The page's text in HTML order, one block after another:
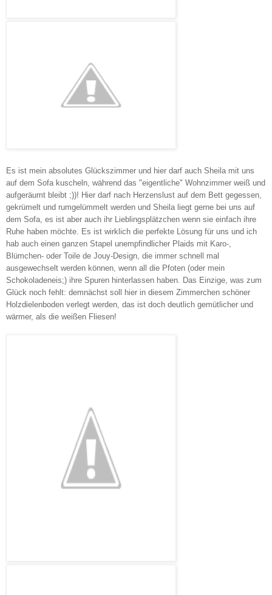
Es ist mein absolutes Glückszimmer und hier darf auch Sheila mit uns
auf dem Sofa kuscheln, während das "eigentliche" Wohnzimmer weiß und
aufgeräumt bleibt ;))! Hier darf nach Herzenslust auf dem Bett gegessen,
gekrümelt und rumgelümmelt werden und Sheila liegt gerne bei uns auf
dem Sofa, es ist aber auch ihr Lieblingsplätzchen wenn sie einfach ihre
Ruhe haben möchte. Es ist wirklich die perfekte Lösung für uns und ich
hab auch einen ganzen Stapel unempfindlicher Plaids mit Karo-,
Blümchen- oder Toile de Jouy-Design, die immer schnell mal
ausgewechselt werden können, wenn all die Pfoten (oder mein
Schokoladeneis;) ihre Spuren hinterlassen haben. Das Einzige, was zum
Glück noch fehlt: demnächst soll hier in diesem Zimmerchen schöner
Holzdielenboden verlegt werden, das ist doch deutlich gemütlicher und
wärmer, als die weißen Fliesen!